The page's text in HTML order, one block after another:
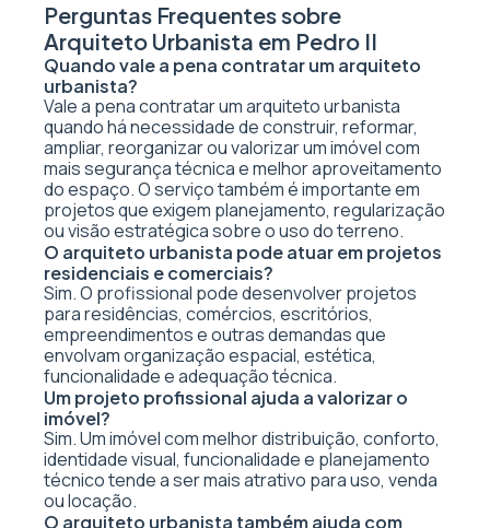
Perguntas Frequentes sobre
Arquiteto Urbanista em Pedro II
Quando vale a pena contratar um arquiteto
urbanista?
Vale a pena contratar um arquiteto urbanista
quando há necessidade de construir, reformar,
ampliar, reorganizar ou valorizar um imóvel com
mais segurança técnica e melhor aproveitamento
do espaço. O serviço também é importante em
projetos que exigem planejamento, regularização
ou visão estratégica sobre o uso do terreno.
O arquiteto urbanista pode atuar em projetos
residenciais e comerciais?
Sim. O profissional pode desenvolver projetos
para residências, comércios, escritórios,
empreendimentos e outras demandas que
envolvam organização espacial, estética,
funcionalidade e adequação técnica.
Um projeto profissional ajuda a valorizar o
imóvel?
Sim. Um imóvel com melhor distribuição, conforto,
identidade visual, funcionalidade e planejamento
técnico tende a ser mais atrativo para uso, venda
ou locação.
O arquiteto urbanista também ajuda com